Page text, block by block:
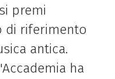
premi
di riferimento
antica.
ha